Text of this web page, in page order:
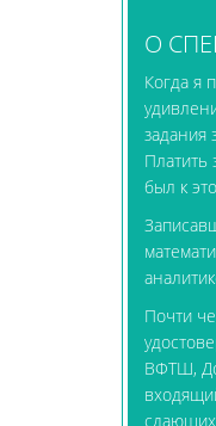
О
Когда я
задания
Платить
был к
Почти
ВФТШ,